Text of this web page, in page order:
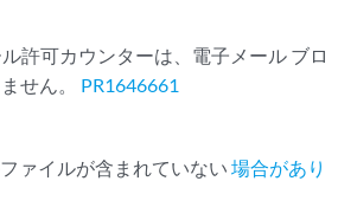
許可カウンターは、電子メール ブロ
せん。 PR1646661
ァイルが含まれていない場合があり